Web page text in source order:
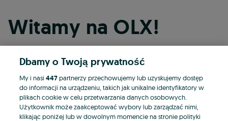
Witamy na OLX!
Kontynuuj przez Facebooka
Kontynuuj przez konto Apple
Dbamy o Twoją prywatność
My i nasi447partnerzy przechowujemy lub uzyskujemy dostęp
do informacji na urządzeniu, takich jak unikalne identyfikatory w
plikach cookie w celu przetwarzania danych osobowych.
Użytkownik może zaakceptować wybory lub zarządzać nimi,
klikając poniżej lub w dowolnym momencie na stronie polityki